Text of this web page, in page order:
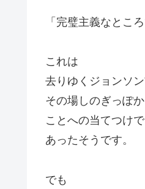
「完璧主義なところ
これは
去りゆくジョンソ
その場しのぎっぽ
ことへの当てつけで
あったそうです。
でも